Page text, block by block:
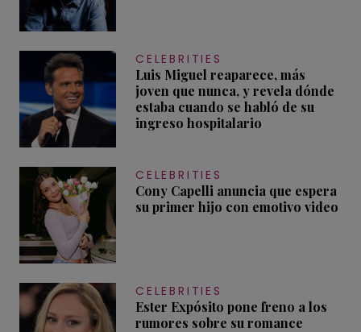
CELEBRITIES
Luis Miguel reaparece, más
joven que nunca, y revela dónde
estaba cuando se habló de su
ingreso hospitalario
CELEBRITIES
Cony Capelli anuncia que espera
su primer hijo con emotivo video
CELEBRITIES
Ester Expósito pone freno a los
rumores sobre su romance